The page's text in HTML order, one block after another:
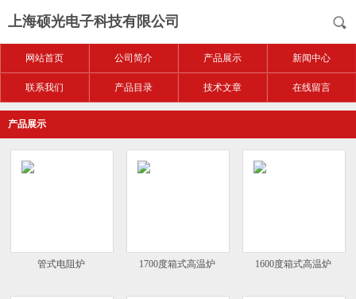
上海硕光电子科技有限公司
网站首页 公司简介 产品展示 新闻中心
联系我们 产品目录 技术文章 在线留言
产品展示
管式电阻炉 1700度箱式高温炉 1600度箱式高温炉